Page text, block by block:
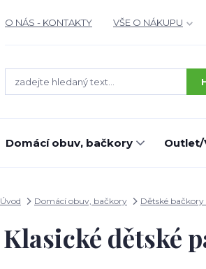
O NÁS - KONTAKTY VŠE O NÁKUPU
Domácí obuv, bačkory
Úvod Domácí obuv, bačkory Dětské
Klasické dětské